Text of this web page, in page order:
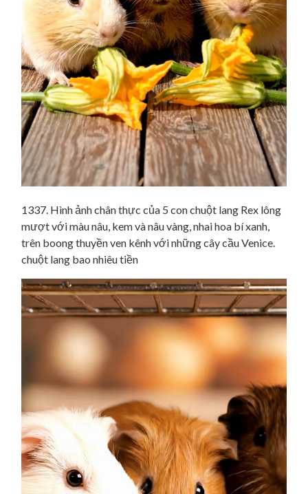
1337. Hình ảnh chân thực của 5 con chuột lang Rex lông
mượt với màu nâu, kem và nâu vàng, nhai hoa bí xanh,
trên boong thuyền ven kênh với những cây cầu Venice.
chuột lang bao nhiêu tiền